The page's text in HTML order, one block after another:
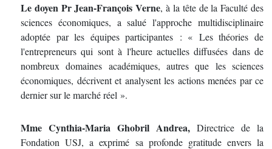
Le doyen Pr Jean-François Verne, à la tête de la Faculté des
sciences économiques, a salué l'approche multidisciplinaire
adoptée par les équipes participantes : « Les théories de
l'entrepreneurs qui sont à l'heure actuelles diffusées dans de
nombreux domaines académiques, autres que les sciences
économiques, décrivent et analysent les actions menées par ce
dernier sur le marché réel ».
Mme Cynthia-Maria Ghobril Andrea, Directrice de la
Fondation USJ, a exprimé sa profonde gratitude envers la